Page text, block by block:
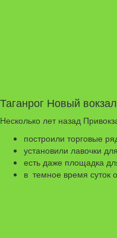
Таганрог Новый
Несколько лет назад
построили торговые
установили лавочки
есть даже площадка
в темное время суток